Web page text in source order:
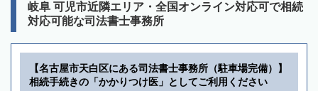
岐阜 可児市近隣エリア・全国オンライン対応可で相続
対応可能な司法書士事務所
【名古屋市天白区にある司法書士事務所（駐車場完備）】
相続手続きの「かかりつけ医」としてご利用ください